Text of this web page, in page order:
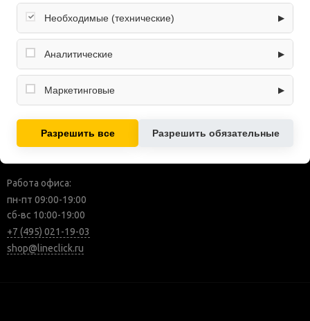
О компании
Оплата
Доставка
Самовывоз
Гарантия и возврат
Услуги и сервис
Статьи и новости
Отдельностоящая бытовая
техника
техника
Работа офиса:
пн-пт 09:00-19:00
сб-вс 10:00-19:00
+7 (495) 021-19-03
shop@lineclick.ru
Необходимые (технические) ▶
Обеспечивают корректную работу сайта: оформление
заказа, корзина, вход в личный кабинет. Без них основные
Аналитические ▶
Собирают обезличенную информацию о посещениях и
использовании сайта (например, счётчики аналитики),
Маркетинговые ▶
предложений на основе ваших интересов.
Разрешить все Разрешить обязательные